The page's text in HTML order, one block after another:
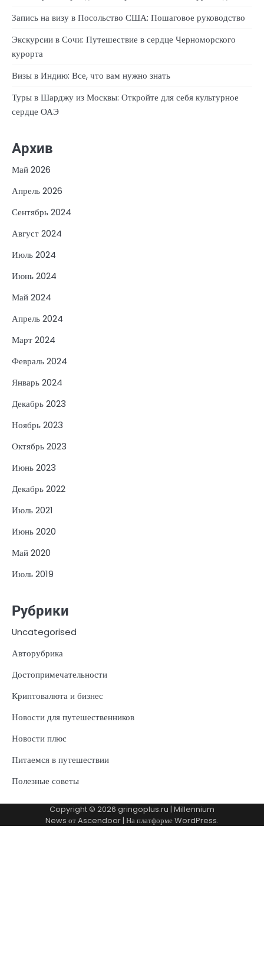
Запись на визу в Посольство США: Пошаговое руководство
Экскурсии в Сочи: Путешествие в сердце Черноморского
курорта
Визы в Индию: Все, что вам нужно знать
Туры в Шарджу из Москвы: Откройте для себя культурное
сердце ОАЭ
Архив
Май 2026
Апрель 2026
Сентябрь 2024
Август 2024
Июль 2024
Июнь 2024
Май 2024
Апрель 2024
Март 2024
Февраль 2024
Январь 2024
Декабрь 2023
Ноябрь 2023
Октябрь 2023
Июнь 2023
Декабрь 2022
Июль 2021
Июнь 2020
Май 2020
Июль 2019
Рубрики
Uncategorised
Авторубрика
Достопримечательности
Криптовалюта и бизнес
Новости для путешественников
Новости плюс
Питаемся в путешествии
Полезные советы
Copyright © 2026 gringoplus.ru | Millennium
News отAscendoor| На платформеWordPress.